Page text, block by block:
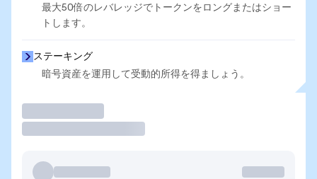
最大50倍のレバレッジでトークンをロングまたはショー
トします。
ステーキング
暗号資産を運用して受動的所得を得ましょう。